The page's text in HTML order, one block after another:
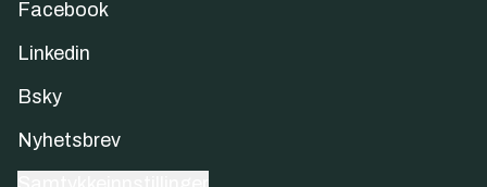
Facebook
Linkedin
Bsky
Nyhetsbrev